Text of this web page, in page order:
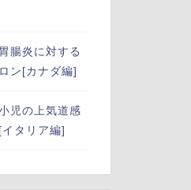
腸炎に対する
ン[カナダ編]
児の上気道感
タリア編]